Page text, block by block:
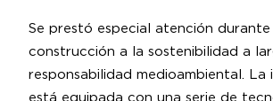
Se prestó especial atención
construcción a la sostenibilidad a
responsabilidad medioambiental. La
está equipada con una serie de